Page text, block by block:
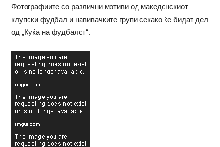
Фотографиите со различни мотиви од македонскиот
клупски фудбал и навивачките групи секако ќе бидат дел
од „Куќа на фудбалот“.